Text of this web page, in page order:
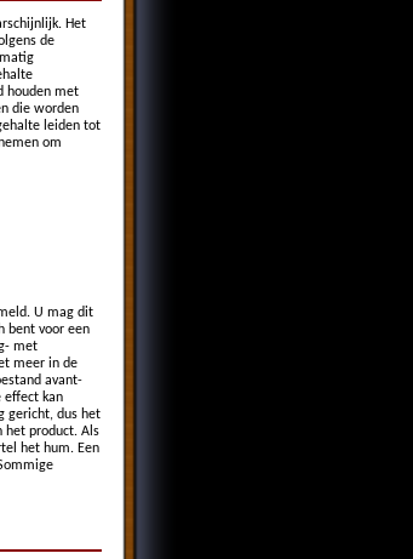
Het
de
houden met
die worden
leiden tot
om
U mag dit
bent voor een
met
meer in de
avant-
effect kan
gericht, dus het
het product. Als
het hum. Een